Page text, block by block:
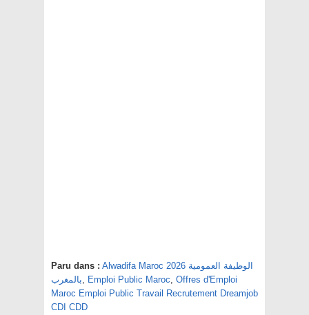
Paru dans : Alwadifa Maroc 2026 الوظيفة العمومية
بالمغرب, Emploi Public Maroc, Offres d'Emploi
Maroc Emploi Public Travail Recrutement Dreamjob
CDI CDD